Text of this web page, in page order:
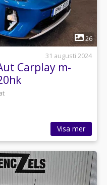
26
31 augusti 2024
Carplay m-
Visa mer